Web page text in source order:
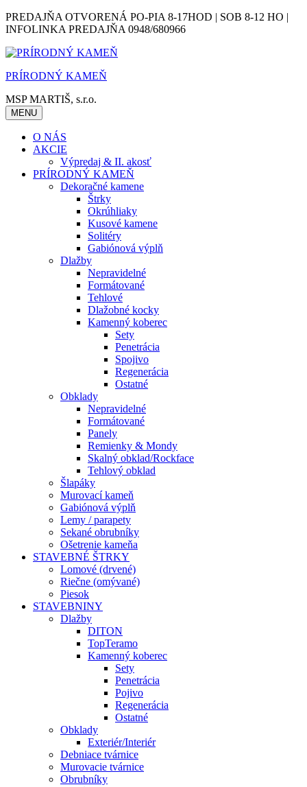
Skip
to
PREDAJŇA OTVORENÁ PO-PIA 8-17HOD | SOB 8-12 HO |
INFOLINKA PREDAJŇA 0948/680966
PRÍRODNÝ KAMEŇ
MSP MARTIŠ, s.r.o.
MENU
O NÁS
AKCIE
Výpredaj & II. akosť
PRÍRODNÝ KAMEŇ
Dekoračné kamene
Štrky
Okrúhliaky
Kusové kamene
Solitéry
Gabiónová výplň
Dlažby
Nepravidelné
Formátované
Tehlové
Dlažobné kocky
Kamenný koberec
Sety
Penetrácia
Spojivo
Regenerácia
Ostatné
Obklady
Nepravidelné
Formátované
Panely
Remienky & Mondy
Skalný obklad/Rockface
Tehlový obklad
Šlapáky
Murovací kameň
Gabiónová výplň
Lemy / parapety
Sekané obrubníky
Ošetrenie kameňa
STAVEBNÉ ŠTRKY
Lomové (drvené)
Riečne (omývané)
Piesok
STAVEBNINY
Dlažby
DITON
TopTeramo
Kamenný koberec
Sety
Penetrácia
Pojivo
Regenerácia
Ostatné
Obklady
Exteriér/Interiér
Debniace tvárnice
Murovacie tvárnice
Obrubníky